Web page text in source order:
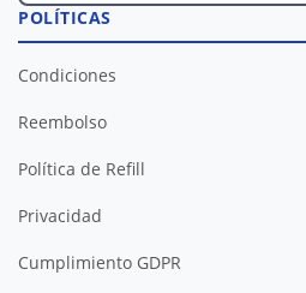
POLÍTICAS
Condiciones
Reembolso
Política de Refill
Privacidad
Cumplimiento GDPR